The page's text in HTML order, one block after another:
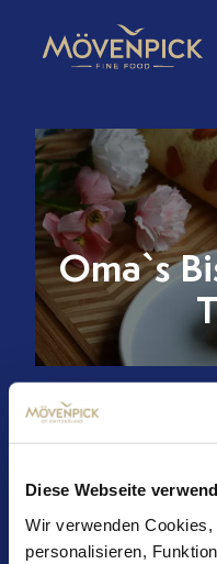
Diese Webseite
Wir verwenden
personalisieren,
Oma`s
Zutaten (1 Rolle):
Biskuit:
• 80 g Mehl